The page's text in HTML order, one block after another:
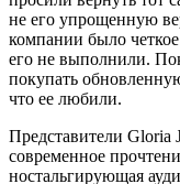
не его упрощенную
компании было
его не выполнили.
покупать
что ее любили.
Представители Gloria
современное
ностальгирующая